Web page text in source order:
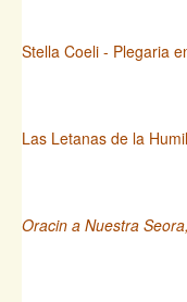
Stella Coeli - Plegaria
Las Letanas de la
Oracin a Nuestra